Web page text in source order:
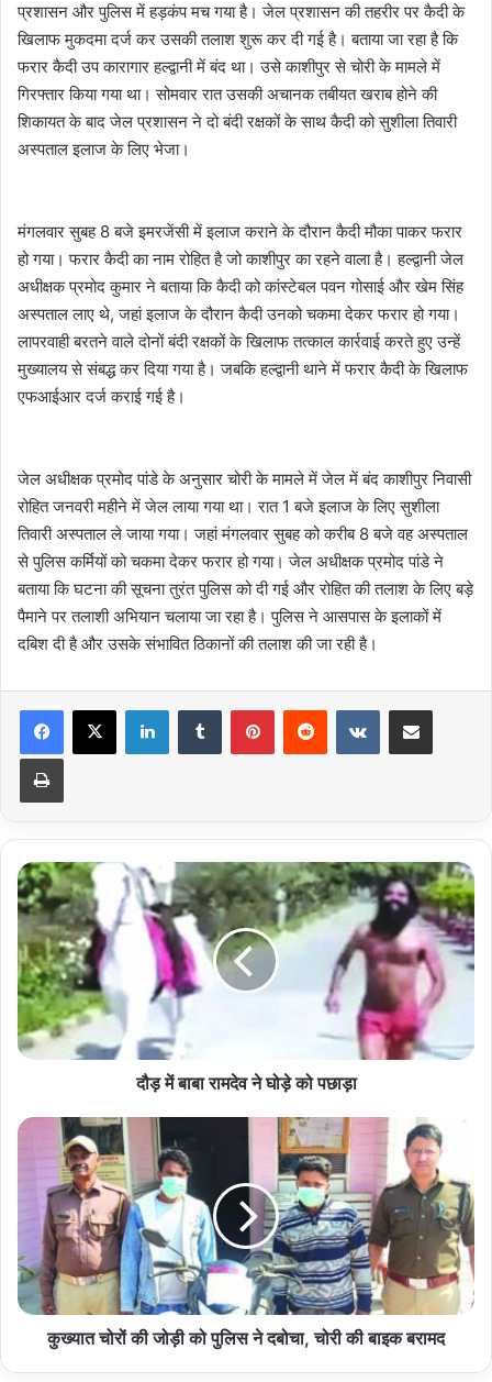
प्रशासन और पुलिस में हड़कंप मच गया है। जेल प्रशासन की तहरीर पर कैदी के
खिलाफ मुकदमा दर्ज कर उसकी तलाश शुरू कर दी गई है। बताया जा रहा है कि
फरार कैदी उप कारागार हल्द्वानी में बंद था। उसे काशीपुर से चोरी के मामले में
गिरफ्तार किया गया था। सोमवार रात उसकी अचानक तबीयत खराब होने की
शिकायत के बाद जेल प्रशासन ने दो बंदी रक्षकों के साथ कैदी को सुशीला तिवारी
अस्पताल इलाज के लिए भेजा।
मंगलवार सुबह 8 बजे इमरजेंसी में इलाज कराने के दौरान कैदी मौका पाकर फरार
हो गया। फरार कैदी का नाम रोहित है जो काशीपुर का रहने वाला है। हल्द्वानी जेल
अधीक्षक प्रमोद कुमार ने बताया कि कैदी को कांस्टेबल पवन गोसाई और खेम सिंह
अस्पताल लाए थे, जहां इलाज के दौरान कैदी उनको चकमा देकर फरार हो गया।
लापरवाही बरतने वाले दोनों बंदी रक्षकों के खिलाफ तत्काल कार्रवाई करते हुए उन्हें
मुख्यालय से संबद्ध कर दिया गया है। जबकि हल्द्वानी थाने में फरार कैदी के खिलाफ
एफआईआर दर्ज कराई गई है।
जेल अधीक्षक प्रमोद पांडे के अनुसार चोरी के मामले में जेल में बंद काशीपुर निवासी
रोहित जनवरी महीने में जेल लाया गया था। रात 1 बजे इलाज के लिए सुशीला
तिवारी अस्पताल ले जाया गया। जहां मंगलवार सुबह को करीब 8 बजे वह अस्पताल
से पुलिस कर्मियों को चकमा देकर फरार हो गया। जेल अधीक्षक प्रमोद पांडे ने
बताया कि घटना की सूचना तुरंत पुलिस को दी गई और रोहित की तलाश के लिए बड़े
पैमाने पर तलाशी अभियान चलाया जा रहा है। पुलिस ने आसपास के इलाकों में
दबिश दी है और उसके संभावित ठिकानों की तलाश की जा रही है।
LinkedInTumblr PinterestReddit VKontakteShare via Email
Print
दौड़
में
बाबा
रामदेव
ने
घोड़े
को
पछाड़ा
दौड़ में बाबा रामदेव ने घोड़े को पछाड़ा
कुख्यात
पुलिस
ने
दबोचा,
चोरी
कुख्यात चोरों की जोड़ी को पुलिस ने दबोचा, चोरी की बाइक बरामद